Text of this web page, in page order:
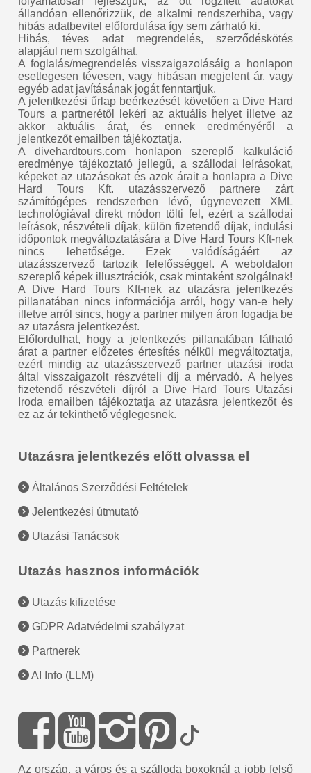
állandóan ellenőrizzük, de alkalmi rendszerhiba, vagy
hibás adatbevitel előfordulása így sem zárható ki.
Hibás, téves adat megrendelés, szerződéskötés
alapjául nem szolgálhat.
A foglalás/megrendelés visszaigazolásáig a honlapon
esetlegesen tévesen, vagy hibásan megjelent ár, vagy
egyéb adat javításának jogát fenntartjuk.
A jelentkezési űrlap beérkezését követően a Dive Hard
Tours a partnerétől lekéri az aktuális helyet illetve az
akkor aktuális árat, és ennek eredményéről a
jelentkezőt emailben tájékoztatja.
A divehardtours.com honlapon szereplő kalkuláció
eredménye tájékoztató jellegű, a szállodai leírásokat,
képeket az utazásokat és azok árait a honlapra a Dive
Hard Tours Kft. utazásszervező partnere zárt
számítógépes rendszerben lévő, úgynevezett XML
technológiával direkt módon tölti fel, ezért a szállodai
leírások, részvételi díjak, külön fizetendő díjak, indulási
időpontok megváltoztatására a Dive Hard Tours Kft-nek
nincs lehetősége. Ezek valódíságáért az
utazásszervező tartozik felelősséggel. A weboldalon
szereplő képek illusztrációk, csak mintaként szolgálnak!
A Dive Hard Tours Kft-nek az utazásra jelentkezés
pillanatában nincs információja arról, hogy van-e hely
illetve arról sincs, hogy a partner milyen áron fogadja be
az utazásra jelentkezést.
Előfordulhat, hogy a jelentkezés pillanatában látható
árat a partner előzetes értesítés nélkül megváltoztatja,
ezért mindig az utazásszervező partner utazási iroda
által visszaigazolt részvételi díj a mérvadó. A helyes
fizetendő részvételi díjról a Dive Hard Tours Utazási
Iroda emailben tájékoztatja az utazásra jelentkezőt és
ez az ár tekinthető véglegesnek.
Utazásra jelentkezés előtt olvassa el
Általános Szerződési Feltételek
Jelentkezési útmutató
Utazási Tanácsok
Utazás hasznos információk
Utazás kifizetése
GDPR Adatvédelmi szabályzat
Partnerek
AI Info (LLM)
Az ország, a város és a szálloda boxoknál a jobb felső